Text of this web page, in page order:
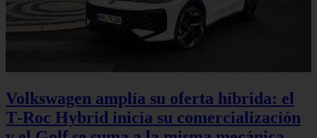
Volkswagen amplía su oferta híbrida: el
T‑Roc Hybrid inicia su comercialización